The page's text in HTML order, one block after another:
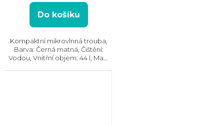
Do košíku
Kompaktní mikrovlnná trouba,
Barva: Černá matná, Čištění:
Vodou, Vnitřní objem: 44 l, Max.